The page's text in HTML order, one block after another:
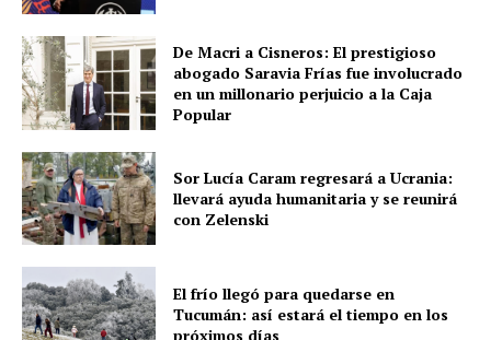
De Macri a Cisneros: El prestigioso
abogado Saravia Frías fue involucrado
en un millonario perjuicio a la Caja
Popular
Sor Lucía Caram regresará a Ucrania:
llevará ayuda humanitaria y se reunirá
con Zelenski
El frío llegó para quedarse en
Tucumán: así estará el tiempo en los
próximos días